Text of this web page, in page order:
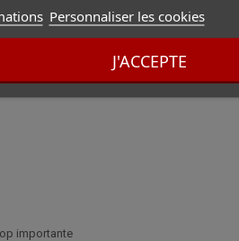
Personnaliser les cookies
J'ACCEPTE
polymère acrylique. Il fonctionne avec
disponible sur notre site.
importante